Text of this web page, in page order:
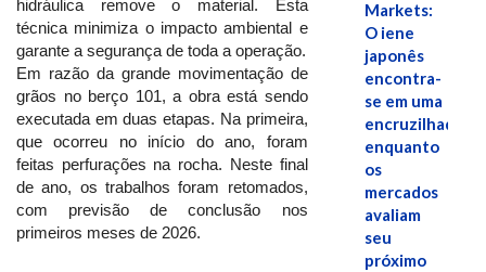
hidráulica remove o material. Esta
técnica minimiza o impacto ambiental e
garante a segurança de toda a operação.
Em razão da grande movimentação de
grãos no berço 101, a obra está sendo
executada em duas etapas. Na primeira,
que ocorreu no início do ano, foram
feitas perfurações na rocha. Neste final
de ano, os trabalhos foram retomados,
com previsão de conclusão nos
primeiros meses de 2026.
Markets:
O iene
japonês
encontra-
se em uma
encruzilhada
enquanto
os
mercados
avaliam
seu
próximo